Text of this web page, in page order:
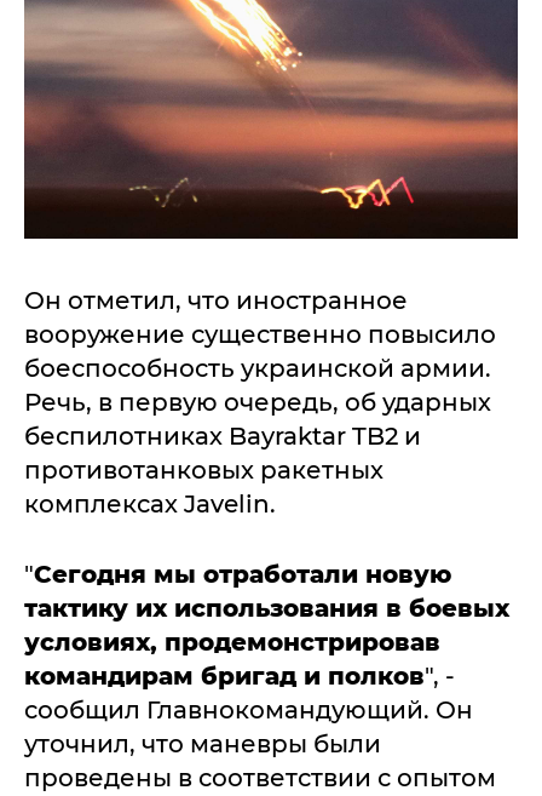
Он отметил, что иностранное
вооружение существенно повысило
боеспособность украинской армии.
Речь, в первую очередь, об ударных
беспилотниках Bayraktar TB2 и
противотанковых ракетных
комплексах Javelin.
"Сегодня мы отработали новую
тактику их использования в боевых
условиях, продемонстрировав
командирам бригад и полков", -
сообщил Главнокомандующий. Он
уточнил, что маневры были
проведены в соответствии с опытом